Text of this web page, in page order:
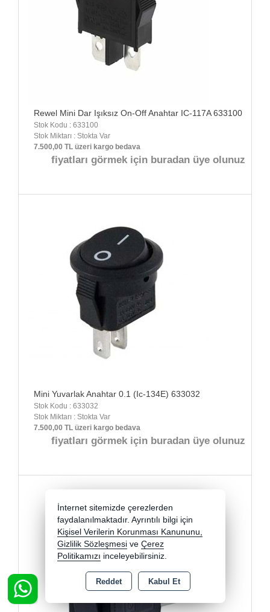
Rewel Mini Dar Işıksız On-Off Anahtar IC-117A 633100
Stok Kodu : 633100
Stok Miktarı : Stokta Var
7.500,00 TL üzeri kargo bedava
fiyatları görmek için buradan üye olunuz
Mini Yuvarlak Anahtar 0.1 (Ic-134E) 633032
Stok Kodu : 633032
Stok Miktarı : Stokta Var
7.500,00 TL üzeri kargo bedava
fiyatları görmek için buradan üye olunuz
İnternet sitemizde çerezlerden
faydalanılmaktadır. Ayrıntılı bilgi için
Kişisel Verilerin Korunması Kanununu,
Gizlilik Sözleşmesi ve Çerez
Politikamızı inceleyebilirsiniz.
Reddet Kabul Et